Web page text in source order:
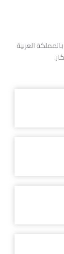
العربية